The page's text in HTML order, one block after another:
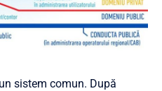
sistem comun. După